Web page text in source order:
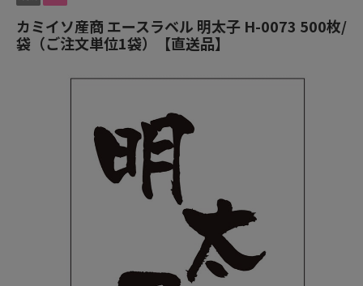
カミイソ産商 エースラベル 明太子 H-0073 500枚/
袋（ご注文単位1袋）【直送品】